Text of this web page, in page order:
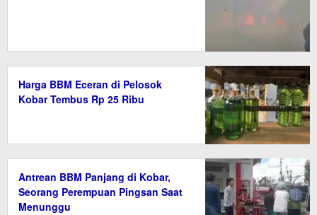
Harga BBM Eceran di Pelosok
Kobar Tembus Rp 25 Ribu
Antrean BBM Panjang di Kobar,
Seorang Perempuan Pingsan Saat
Menunggu